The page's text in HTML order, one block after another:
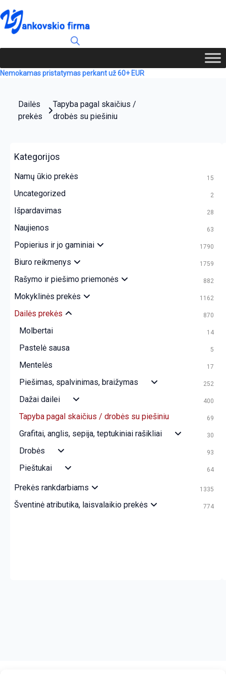
Nemokamas pristatymas perkant už 60+ EUR
Dailės
prekės
Tapyba pagal skaičius /
drobės su piešiniu
Kategorijos
Namų ūkio prekės 15
Uncategorized 2
Išpardavimas 28
Naujienos 63
Popierius ir jo gaminiai 1790
Biuro reikmenys 1759
Rašymo ir piešimo priemonės 882
Mokyklinės prekės 1162
Dailės prekės 870
Molbertai 14
Pastelė sausa 5
Mentelės 17
Piešimas, spalvinimas, braižymas 252
Dažai dailei 400
Tapyba pagal skaičius / drobės su piešiniu 69
Grafitai, anglis, sepija, teptukiniai rašikliai 30
Drobės 93
Pieštukai 64
Prekės rankdarbiams 1335
Šventinė atributika, laisvalaikio prekės 774